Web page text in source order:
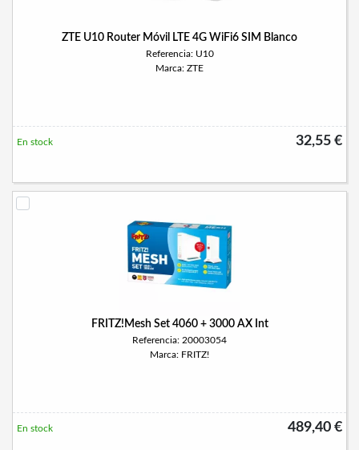
ZTE U10 Router Móvil LTE 4G WiFi6 SIM Blanco
Referencia: U10
Marca: ZTE
32,55 €
En stock
FRITZ!Mesh Set 4060 + 3000 AX Int
Referencia: 20003054
Marca: FRITZ!
489,40 €
En stock